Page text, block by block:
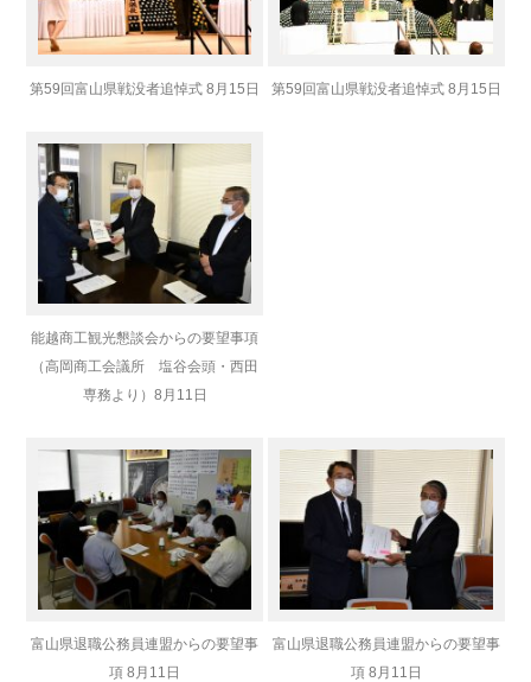
第59回富山県戦没者追悼式 8月15日 第59回富山県戦没者追悼式 8月15日
能越商工観光懇談会からの要望事項
（高岡商工会議所 塩谷会頭・西田
専務より）8月11日
富山県退職公務員連盟からの要望事
項 8月11日
富山県退職公務員連盟からの要望事
項 8月11日